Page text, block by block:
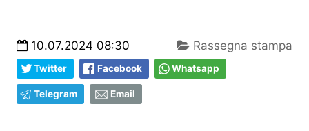
10.07.2024 08:30 Rassegna stampa
Twitter Facebook Whatsapp
Telegram Email